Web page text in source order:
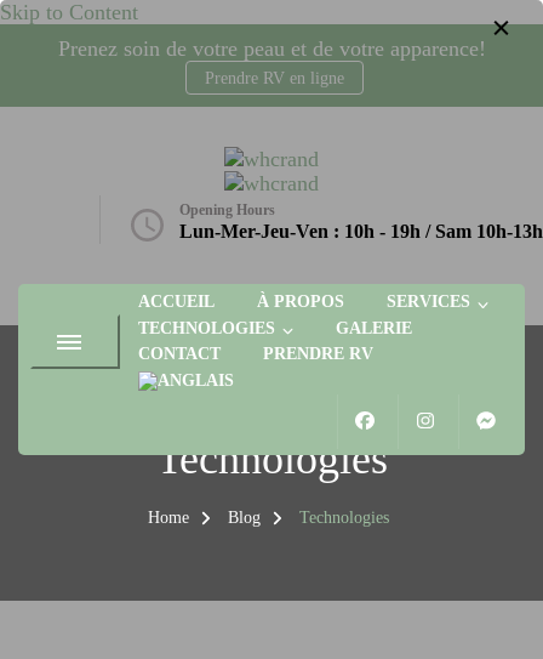
Skip to Content
Prenez soin de votre peau et de votre apparence!
Prendre RV en ligne
whcrand
Injections Botox, fillers, visage, technologies microneedling, laser,
radio-fréquence. Gatineau, Plateau AGORA
Opening Hours
Lun-Mer-Jeu-Ven : 10h - 19h / Sam 10h-13h
ACCUEIL À PROPOS
SERVICES
TECHNOLOGIES
GALERIE
CONTACT
PRENDRE RV
Technologies
Home Blog Technologies